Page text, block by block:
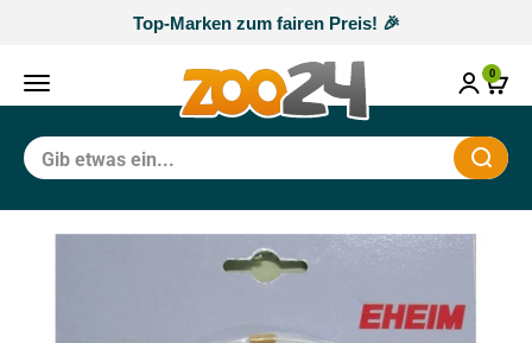
Zum Inhalt springenTop-Marken zum fairen Preis! 🎉
0
Navigationsmenü öffnen